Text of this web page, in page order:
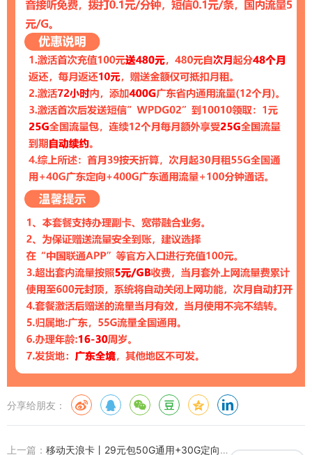
分享给朋友：
上一篇： 移动天浪卡丨29元包50G通用+30G定向+通话0.1元/分钟